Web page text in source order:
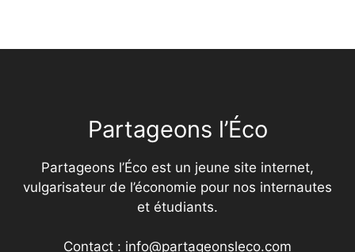
Partageons l’Éco
Partageons l’Éco est un jeune site internet,
vulgarisateur de l’économie pour nos internautes
et étudiants.
Contact : info@partageonsleco.com